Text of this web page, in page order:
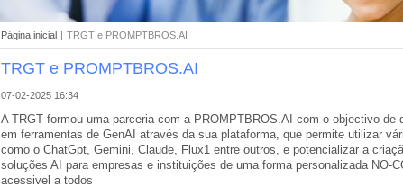
Página inicial | TRGT e PROMPTBROS.AI
TRGT e PROMPTBROS.AI
07-02-2025 16:34
A TRGT formou uma parceria com a PROMPTBROS.AI com o objectivo de
em ferramentas de GenAI através da sua plataforma, que permite utilizar
como o ChatGpt, Gemini, Claude, Flux1 entre outros, e potencializar a
soluções AI para empresas e instituições de uma forma personalizada NO-
acessivel a todos